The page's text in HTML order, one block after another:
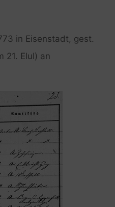
in Eisenstadt, gest.
21. Elul) an